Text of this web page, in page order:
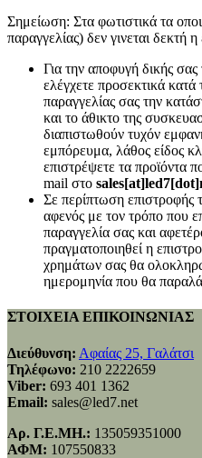
Σημείωση: Στα φωτιστικά τα
παραγγελίας) δεν γινεται δεκτή
Για την αποφυγή δικής σας
ελέγχετε προσεκτικά
παραγγελίας σας την
και το άθικτο της
διαπιστωθούν τυχόν
εμπόρευμα, λάθος είδος
επιστρέψετε τα προϊόντα
mail στο
Σε περίπτωση επιστροφής
αφενός με τον τρόπο που
παραγγελία σας και
πραγματοποιηθεί η
χρημάτων σας θα
ημερομηνία που θα
ΣΤΟΙΧΕΙΑ ΕΠΙΚΟΙΝΩΝΙΑΣ
Διεύθυνση: Αφαίας 25, Γαλάτσι
Τηλέφωνο: 210 2222659
Viber: 693 401 1362
Email: sales@led7.net
Αρ. Γ.Ε.ΜΗ.: 135059351000
ΑΦΜ: 107550833